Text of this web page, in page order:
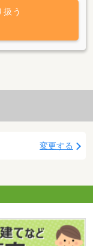
う
変更する